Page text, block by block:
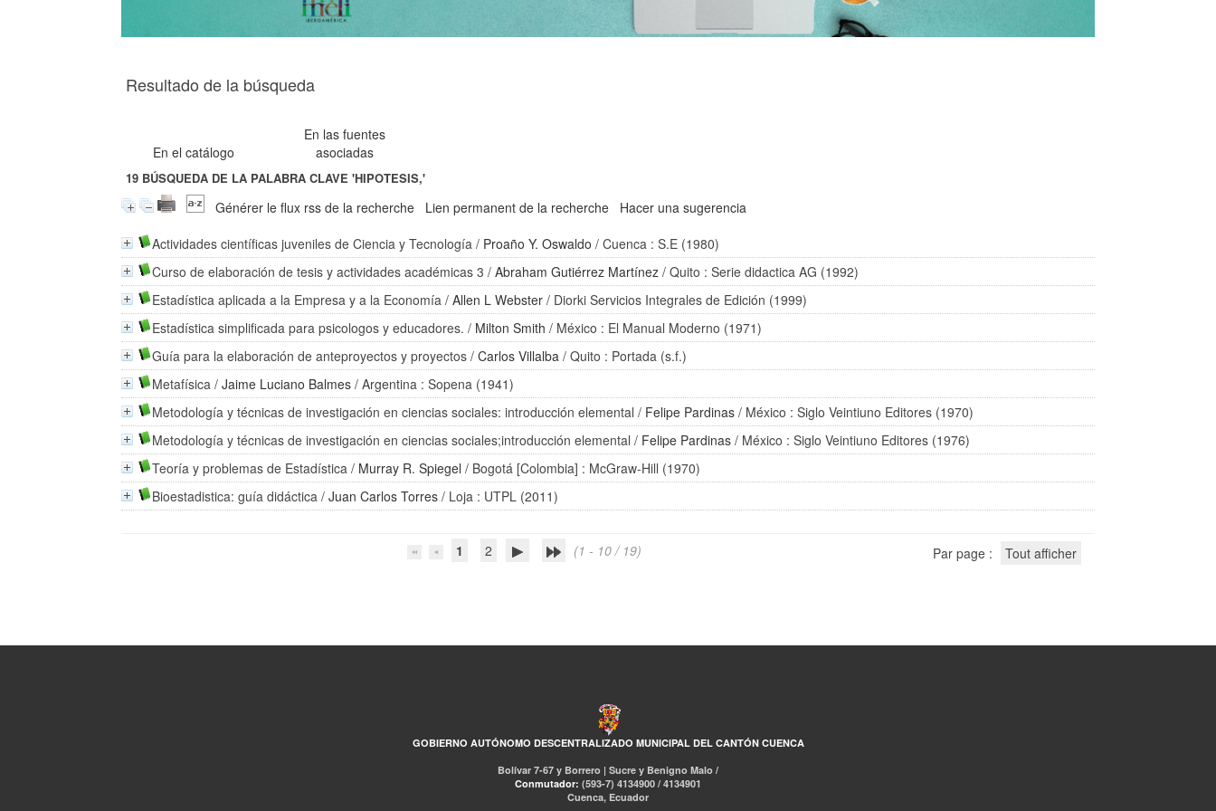
Resultado de la búsqueda
En el catálogo
En las fuentes
asociadas
19 BÚSQUEDA DE LA PALABRA CLAVE'HIPOTESIS,'
Générer le flux rss de la recherche Lien permanent de la recherche
Hacer una sugerencia
Actividades científicas juveniles de Ciencia y Tecnología / Proaño Y. Oswaldo / Cuenca : S.E (1980)
Curso de elaboración de tesis y actividades académicas 3 /Abraham Gutiérrez Martínez / Quito : Serie didactica AG (1992)
Estadística aplicada a la Empresa y a la Economía /Allen L Webster / Diorki Servicios Integrales de Edición (1999)
Estadística simplificada para psicologos y educadores. / Milton Smith / México : El Manual Moderno (1971)
Guía para la elaboración de anteproyectos y proyectos /Carlos Villalba / Quito : Portada (s.f.)
Metafísica /Jaime Luciano Balmes / Argentina : Sopena (1941)
Metodología y técnicas de investigación en ciencias sociales: introducción elemental / Felipe Pardinas / México : Siglo Veintiuno Editores (1970)
Metodología y técnicas de investigación en ciencias sociales;introducción elemental / Felipe Pardinas / México : Siglo Veintiuno Editores (1976)
Teoría y problemas de Estadística / Murray R. Spiegel / Bogotá [Colombia] : McGraw-Hill (1970)
Bioestadistica: guía didáctica /Juan Carlos Torres / Loja : UTPL (2011)
1 2 (1 - 10 / 19) Par page : Tout afficher
GOBIERNO AUTÓNOMO DESCENTRALIZADO MUNICIPAL DEL CANTÓN CUENCA
Bolívar 7-67 y Borrero | Sucre y Benigno Malo /
Conmutador: (593-7) 4134900 / 4134901
Cuenca, Ecuador